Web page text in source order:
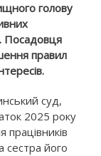
голову
Посадовця
правил
суд,
2025 року
сестра його